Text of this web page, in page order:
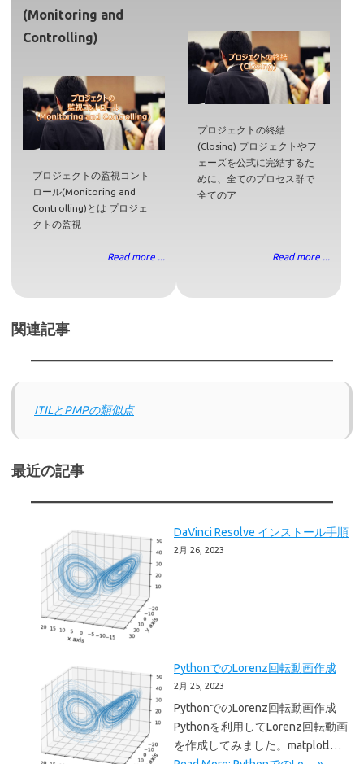
(Monitoring and
Controlling)
プロジェクトの監視コント
ロール(Monitoring and
Controlling)とは プロジェ
クトの監視
Read more ...
プロジェクトの終結
(Closing) プロジェクトやフ
ェーズを公式に完結するた
めに、全てのプロセス群で
全てのア
Read more ...
関連記事
ITILとPMPの類似点
最近の記事
DaVinci Resolve インストール手順
2月 26, 2023
PythonでのLorenz回転動画作成
2月 25, 2023
PythonでのLorenz回転動画作成
Pythonを利用してLorenz回転動画
を作成してみました。matplotl…